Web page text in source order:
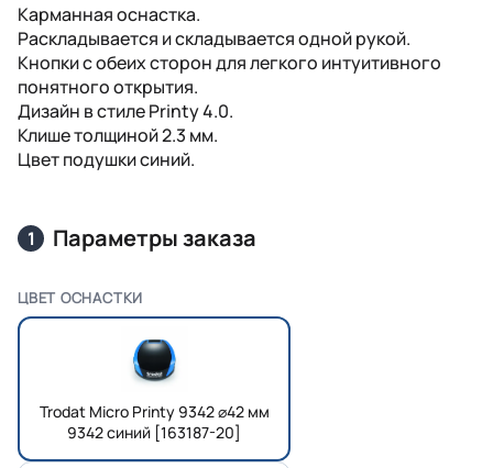
Карманная оснастка.
Раскладывается и складывается одной рукой.
Кнопки с обеих сторон для легкого интуитивного
понятного открытия.
Дизайн в стиле Printy 4.0.
Клише толщиной 2.3 мм.
Цвет подушки синий.
1 Параметры заказа
ЦВЕТ ОСНАСТКИ
Trodat Micro Printy 9342 ⌀42 мм
9342 синий [163187-20]